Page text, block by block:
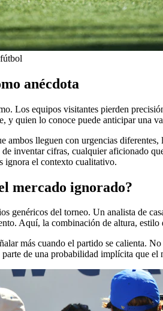
anécdota
Los equipos visitantes pierden
y quien lo conoce puede anticipar una
lleguen con urgencias
inventar cifras, cualquier aficionado
ignora el contexto cualitativo.
mercado ignorado?
genéricos del torneo. Un analista de
Aquí, la combinación de altura,
más cuando el partido se calienta.
de una probabilidad implícita que